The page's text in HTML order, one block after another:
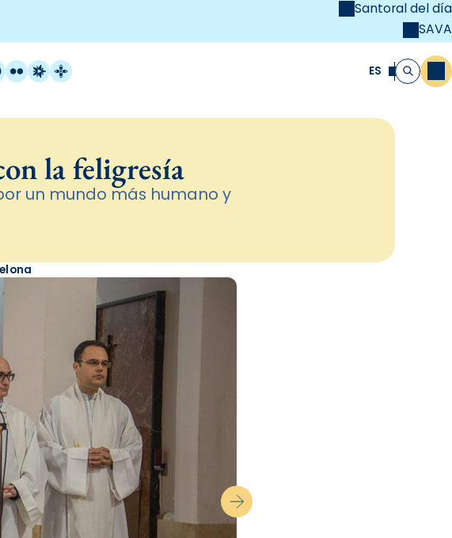
Santoral del día
SAVA
FlickrRadio Estel
Catalunya Cristiana ES Buscar
la feligresía
un mundo más humano y